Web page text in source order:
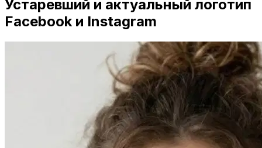
Устаревший и актуальный логотип
Facebook и Instagram